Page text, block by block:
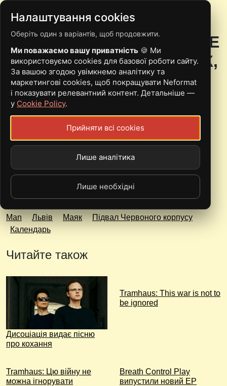
23.04 | ЛЬВІВ | LA BELLE
VERTE, -YCH, BURI, МАЯК,
THE MAN
Sun, 23.04.23 - 05:00
Підвал Червоного корпусу
-YCH fast melodic punk
La
Man
Львів Маяк
Підвал Червоного корпусу
Календарь
Читайте також
Дисоціація видає пісню
про кохання
Tramhaus: Тhis war is not to
be ignored
Tramhaus: Цю війну не
можна ігнорувати
Breath Control Play
випустили новий EP
Налаштування cookies
Оберіть один з варіантів, щоб продовжити.
Ми поважаємо вашу приватність 🍪 Ми
використовуємо cookies для базової роботи сайту.
За вашою згодою увімкнемо аналітику та
маркетингові cookies, щоб покращувати Neformat
і показувати релевантний контент. Детальніше —
у Cookie Policy.
Прийняти всі cookies
Лише аналітика
Лише необхідні